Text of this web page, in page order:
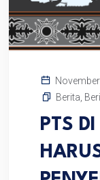
Berita
PTS